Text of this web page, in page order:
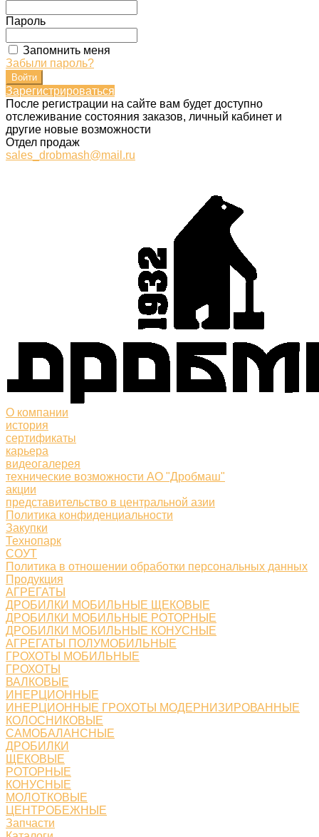
Пароль
Запомнить меня
Забыли пароль?
Зарегистрироваться
После регистрации на сайте вам будет доступно
отслеживание состояния заказов, личный кабинет и
другие новые возможности
Отдел продаж
sales_drobmash@mail.ru
О компании
история
сертификаты
карьера
видеогалерея
технические возможности АО "Дробмаш"
акции
представительство в центральной азии
Политика конфиденциальности
Закупки
Технопарк
СОУТ
Политика в отношении обработки персональных данных
Продукция
АГРЕГАТЫ
ДРОБИЛКИ МОБИЛЬНЫЕ ЩЕКОВЫЕ
ДРОБИЛКИ МОБИЛЬНЫЕ РОТОРНЫЕ
ДРОБИЛКИ МОБИЛЬНЫЕ КОНУСНЫЕ
АГРЕГАТЫ ПОЛУМОБИЛЬНЫЕ
ГРОХОТЫ МОБИЛЬНЫЕ
ГРОХОТЫ
ВАЛКОВЫЕ
ИНЕРЦИОННЫЕ
ИНЕРЦИОННЫЕ ГРОХОТЫ МОДЕРНИЗИРОВАННЫЕ
КОЛОСНИКОВЫЕ
САМОБАЛАНСНЫЕ
ДРОБИЛКИ
ЩЕКОВЫЕ
РОТОРНЫЕ
КОНУСНЫЕ
МОЛОТКОВЫЕ
ЦЕНТРОБЕЖНЫЕ
Запчасти